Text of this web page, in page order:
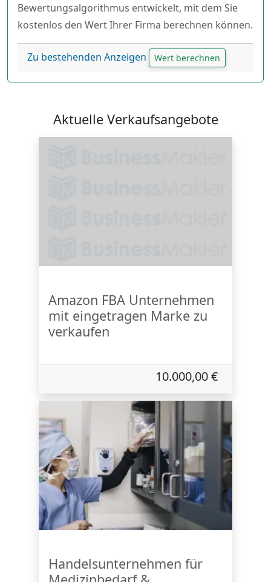
Bewertungsalgorithmus entwickelt, mit dem Sie
kostenlos den Wert Ihrer Firma berechnen können.
Zu bestehenden Anzeigen Wert berechnen
Aktuelle Verkaufsangebote
Amazon FBA Unternehmen
mit eingetragen Marke zu
verkaufen
10.000,00 €
Handelsunternehmen für